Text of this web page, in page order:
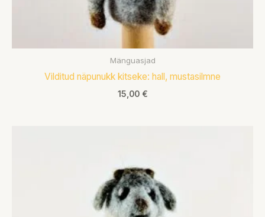
Mänguasjad
Vilditud näpunukk kitseke: hall, mustasilmne
15,00 €